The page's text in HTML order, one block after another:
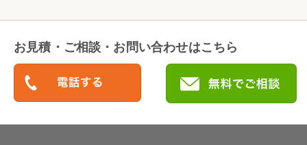
お見積・ご相談・お問い合わせはこちら